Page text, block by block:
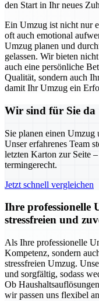
den Start in Ihr neues
Ein Umzug ist nicht nur
oft auch emotional
Umzug planen und
gelassen. Wir bieten
auch eine persönliche
Qualität, sondern auch
damit Ihr Umzug ein
Wir sind für Sie da
Sie planen einen Umzug
Unser erfahrenes Team
letzten Karton zur Seite
termingerecht.
Jetzt schnell vergleichen
Ihre professionelle
stressfreien und
Als Ihre professionelle
Kompetenz, sondern
stressfreien Umzug.
und sorgfältig, sodass
Ob
wir passen uns flexibel